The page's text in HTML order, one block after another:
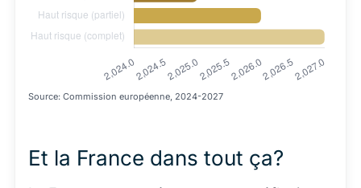
Source: Commission européenne, 2024-2027
Et la France dans tout ça?